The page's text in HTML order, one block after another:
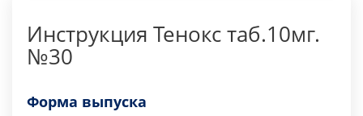
Инструкция Тенокс таб.10мг.
№30
Форма выпуска